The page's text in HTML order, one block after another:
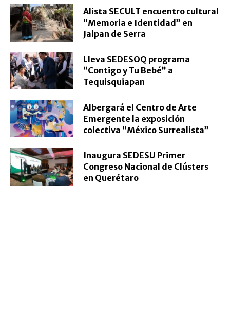
Alista SECULT encuentro cultural
“Memoria e Identidad” en
Jalpan de Serra
Lleva SEDESOQ programa
“Contigo y Tu Bebé” a
Tequisquiapan
Albergará el Centro de Arte
Emergente la exposición
colectiva “México Surrealista”
Inaugura SEDESU Primer
Congreso Nacional de Clústers
en Querétaro